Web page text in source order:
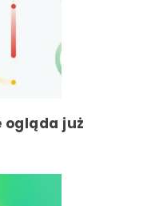
ogląda już